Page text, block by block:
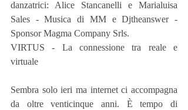
danzatrici: Alice Stancanelli e Marialuisa
Sales - Musica di MM e Djtheanswer -
Sponsor Magma Company Srls.
VIRTUS - La connessione tra reale e
virtuale
Sembra solo ieri ma internet ci accompagna
da oltre venticinque anni. È tempo di